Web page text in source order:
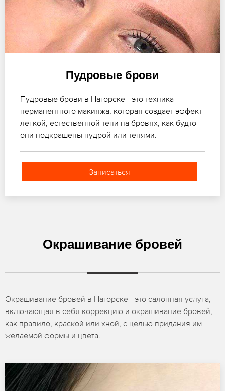
Пудровые брови
Пудровые брови в Нагорске - это техника
перманентного макияжа, которая создает эффект
легкой, естественной тени на бровях, как будто
они подкрашены пудрой или тенями.
Записаться
Окрашивание бровей
Окрашивание бровей в Нагорске - это салонная услуга,
включающая в себя коррекцию и окрашивание бровей,
как правило, краской или хной, с целью придания им
желаемой формы и цвета.